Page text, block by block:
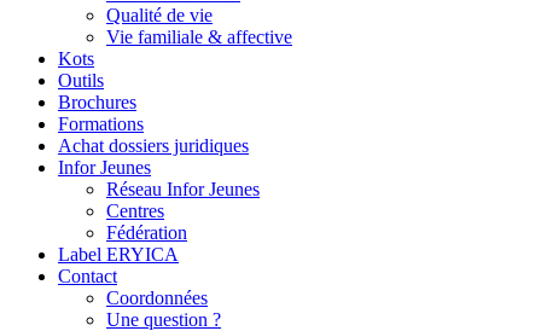
Qualité de vie
Vie familiale & affective
Kots
Outils
Brochures
Formations
Achat dossiers juridiques
Infor Jeunes
Réseau Infor Jeunes
Centres
Fédération
Label ERYICA
Contact
Coordonnées
Une question ?